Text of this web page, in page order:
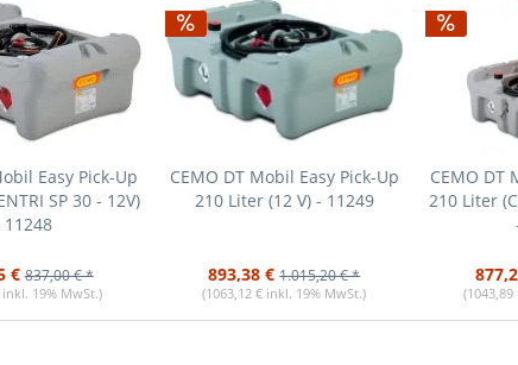
Easy Pick-Up
SP 30 - 12V)
11248
€ 837,00 € *
inkl. 19% MwSt.)
CEMO DT Mobil Easy Pick-Up
210 Liter (12 V) - 11249
893,38 € 1.015,20 € *
(1063,12 € inkl. 19% MwSt.)
CEMO DT
210 Liter